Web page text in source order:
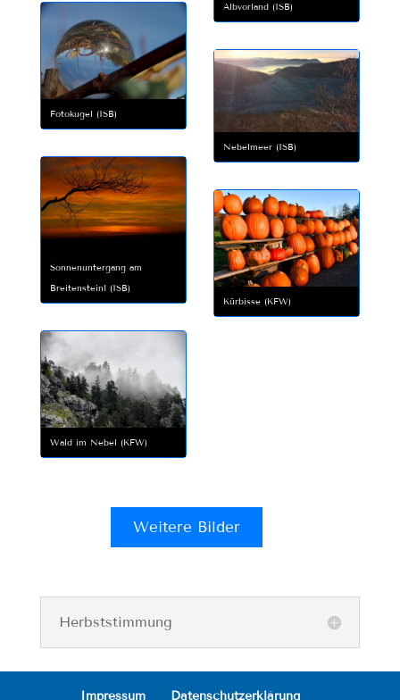
Albvorland (ISB)
Fotokugel (ISB)
Nebelmeer (ISB)
Sonnenuntergang am
Breitenstein1 (ISB)
Kürbisse (KFW)
Wald im Nebel (KFW)
Weitere Bilder
Herbststimmung
Impressum Datenschutzerklärung